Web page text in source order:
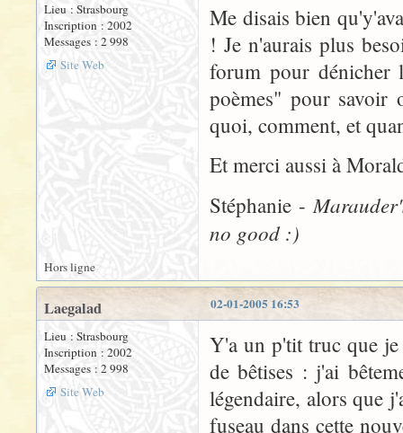
Lieu : Strasbourg
Inscription : 2002
Messages : 2 998
Site Web
Me disais bien
! Je n'aurais plus
forum pour dénicher
poèmes" pour
quoi, comment, et
Et merci aussi à
Stéphanie -
no good :)
Hors ligne
02-01-2005 16:53
Laegalad
Lieu : Strasbourg
Inscription : 2002
Messages : 2 998
Site Web
Y'a un p'tit truc que je
de bêtises : j'ai
légendaire, alors que
fuseau dans cette